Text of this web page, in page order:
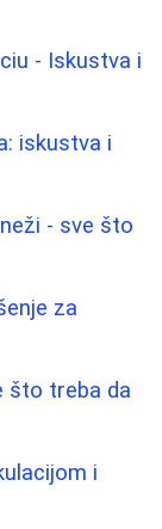
- Iskustva i
iskustva i
- sve što
za
što treba da
i